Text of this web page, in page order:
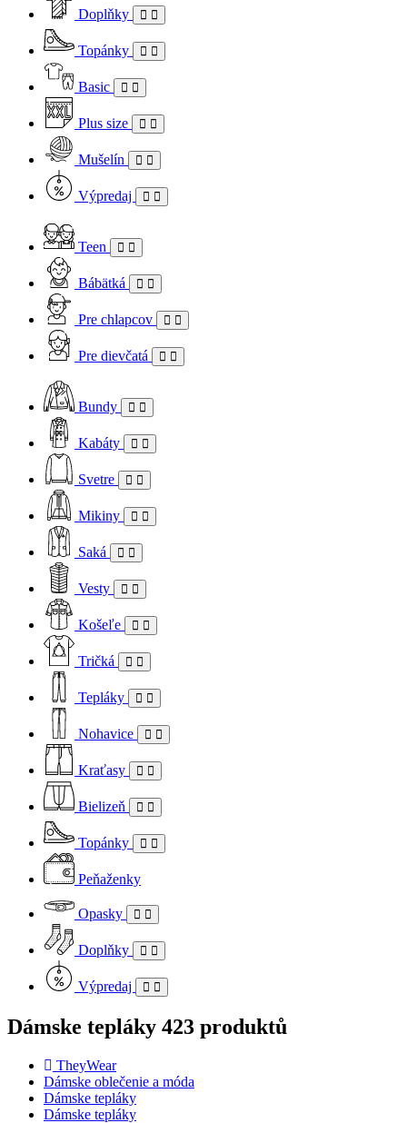
Doplňky
Topánky
Basic
Plus size
Mušelín
Výpredaj
Teen
Bábätká
Pre chlapcov
Pre dievčatá
Bundy
Kabáty
Svetre
Mikiny
Saká
Vesty
Košeľe
Tričká
Tepláky
Nohavice
Kraťasy
Bielizeň
Topánky
Peňaženky
Opasky
Doplňky
Výpredaj
Dámske tepláky 423 produktů
TheyWear
Dámske oblečenie a móda
Dámske tepláky
Dámske tepláky